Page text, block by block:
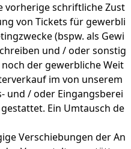
vorherige schriftliche Zust
von Tickets für gewerbli
(bspw. als Gewi
und / oder sonstig
der gewerbliche Weit
im von unserem
und / oder Eingangsberei
Ein Umtausch de
Verschiebungen der An